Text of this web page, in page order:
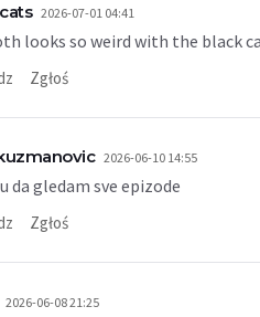
2026-07-01 04:41
looks so weird with the black
Zgłoś
2026-06-10 14:55
da gledam sve epizode
Zgłoś
2026-06-08 21:25